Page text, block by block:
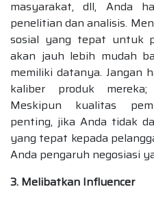
masyarakat, dll, Anda
penelitian dan analisis.
sosial yang tepat untuk
akan jauh lebih mudah
memiliki datanya. Jangan
kaliber produk
Meskipun kualitas
penting, jika Anda tidak
yang tepat kepada
Anda pengaruh negosiasi
3. Melibatkan Influencer